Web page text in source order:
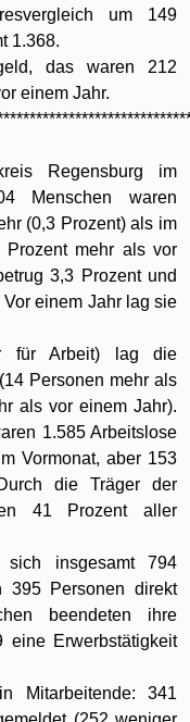
um 149
1.368.
das waren 212
einem Jahr.
Regensburg im
Menschen waren
(0,3 Prozent) als im
mehr als vor
3,3 Prozent und
einem Jahr lag sie
für Arbeit) lag die
Personen mehr als
als vor einem Jahr).
1.585 Arbeitslose
Vormonat, aber 153
die Träger der
41 Prozent aller
sich insgesamt 794
395 Personen direkt
beendeten ihre
eine Erwerbstätigkeit
Mitarbeitende: 341